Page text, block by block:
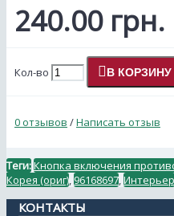
240.00 грн.
Кол-во В КОРЗИНУ
0 отзывов /Написать отзыв
Теги:Кнопка включения
Корея (ориг) 96168697 Интерьер
КОНТАКТЫ